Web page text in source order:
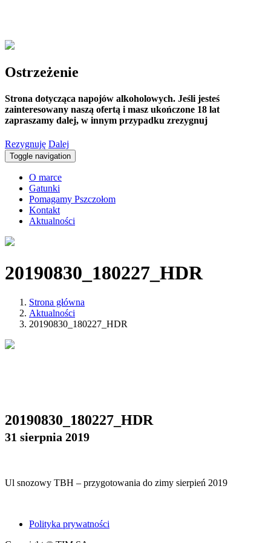
Ostrzeżenie
Strona dotycząca napojów alkoholowych. Jeśli jesteś
zainteresowany naszą ofertą i masz ukończone 18 lat
zapraszamy dalej, w innym przypadku zrezygnuj
Rezygnuję Dalej
Toggle navigation
O marce
Gatunki
Pomagamy Pszczołom
Kontakt
Aktualności
20190830_180227_HDR
Strona główna
Aktualności
20190830_180227_HDR
20190830_180227_HDR
31 sierpnia 2019
Ul snozowy TBH – przygotowania do zimy sierpień 2019
Polityka prywatności